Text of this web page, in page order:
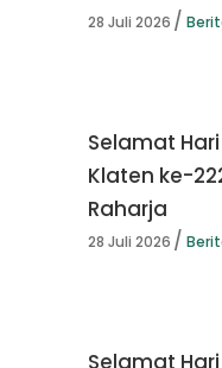
28 Juli 2026
Selamat
Klaten ke-
Raharja
28 Juli 2026
Selamat